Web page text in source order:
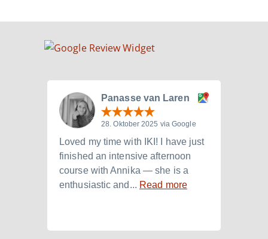
Panasse van Laren
28. Oktober 2025 via Google
Loved my time with IKI! I have just
finished an intensive afternoon
course with Annika — she is a
enthusiastic and... Read more